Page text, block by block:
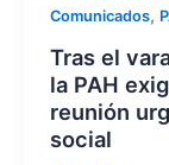
Comunicados,
Tras el
la PAH
reunión
social